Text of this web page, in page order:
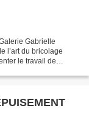
Gabrielle
l’art du bricolage
le travail de